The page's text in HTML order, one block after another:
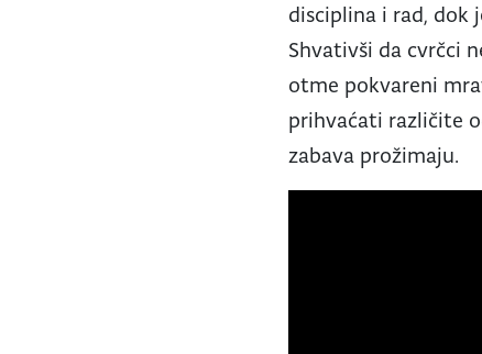
disciplina i rad, dok
Shvativši da cvrčci
otme pokvareni
prihvaćati različite
zabava prožimaju.